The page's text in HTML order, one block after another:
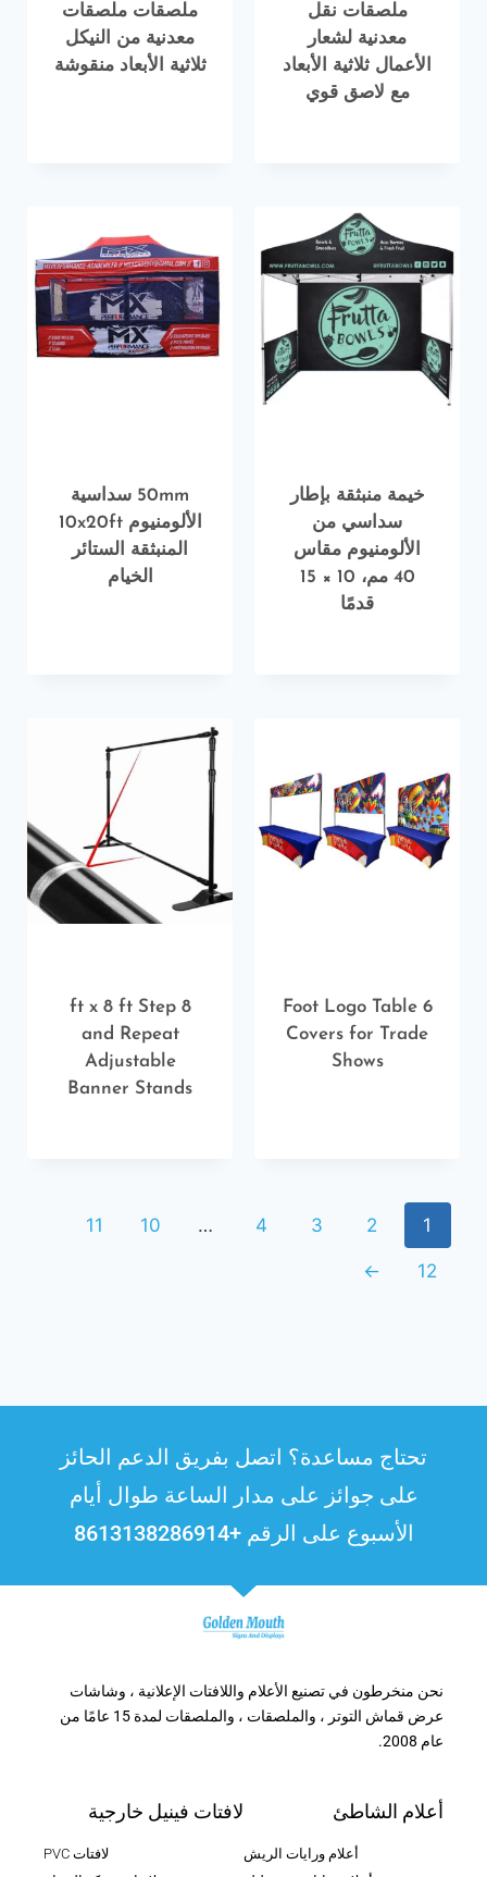
ملصقات نقل
معدنية لشعار
الأعمال ثلاثية الأبعاد
مع لاصق قوي
ملصقات ملصقات
معدنية من النيكل
ثلاثية الأبعاد منقوشة
خيمة منبثقة بإطار
سداسي من
الألومنيوم مقاس
40 مم، 10 × 15
قدمًا
50mm سداسية
الألومنيوم 10x20ft
المنبثقة الستائر
الخيام
6 Foot Logo Table
Covers for Trade
Shows
8 ft x 8 ft Step
and Repeat
Adjustable
Banner Stands
1
2
3
4
…
10
11
12
←
تحتاج مساعدة؟ اتصل بفريق الدعم الحائز
على جوائز على مدار الساعة طوال أيام
الأسبوع على الرقم +8613138286914
نحن منخرطون في تصنيع الأعلام واللافتات الإعلانية ، وشاشات
عرض قماش التوتر ، والملصقات ، والملصقات لمدة 15 عامًا من
عام 2008.
أعلام الشاطئ
أعلام ورايات الريش
لافتات فينيل خارجية
لافتات PVC